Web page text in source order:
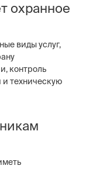
охранное
виды услуг,
контроль
и техническую